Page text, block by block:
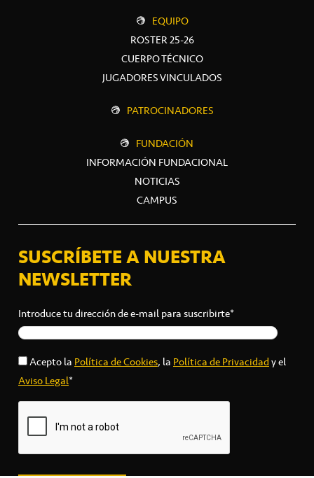
EQUIPO
ROSTER 25-26
CUERPO TÉCNICO
JUGADORES VINCULADOS
PATROCINADORES
FUNDACIÓN
INFORMACIÓN FUNDACIONAL
NOTICIAS
CAMPUS
SUSCRÍBETE A NUESTRA
NEWSLETTER
Introduce tu dirección de e-mail para suscribirte*
Acepto laPolítica de Cookies, laPolítica de Privacidady el
Aviso Legal*